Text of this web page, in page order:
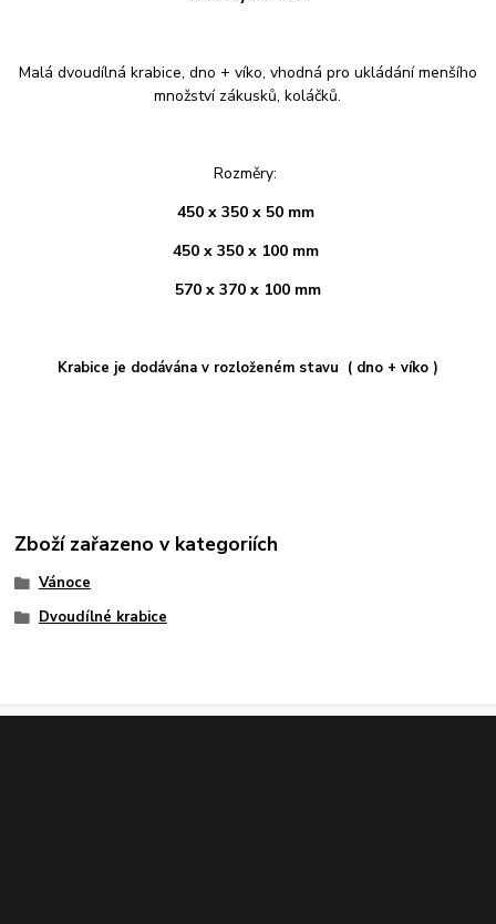
Malá dvoudílná krabice, dno + víko, vhodná pro ukládání menšího
množství zákusků, koláčků.
Rozměry:
450 x 350 x 50 mm
450 x 350 x 100 mm
570 x 370 x 100 mm
Krabice je dodávána v rozloženém stavu ( dno + víko )
Zboží zařazeno v kategoriích
Vánoce
Dvoudílné krabice